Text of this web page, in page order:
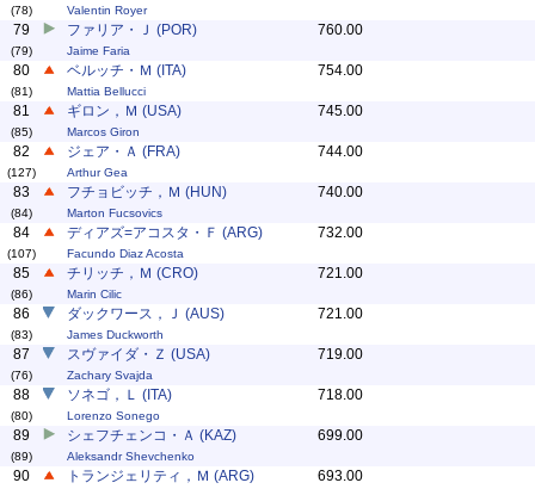
(78) Valentin Royer
79
(79)
ファリア・Ｊ (POR)
Jaime Faria
760.00
80
(81)
ベルッチ・Ｍ (ITA)
Mattia Bellucci
754.00
81
(85)
ギロン，Ｍ (USA)
Marcos Giron
745.00
82
(127)
ジェア・Ａ (FRA)
Arthur Gea
744.00
83
(84)
フチョビッチ，Ｍ (HUN)
Marton Fucsovics
740.00
84
(107)
ディアズ=アコスタ・Ｆ (ARG)
Facundo Diaz Acosta
732.00
85
(86)
チリッチ，Ｍ (CRO)
Marin Cilic
721.00
86
(83)
ダックワース，Ｊ (AUS)
James Duckworth
721.00
87
(76)
スヴァイダ・Ｚ (USA)
Zachary Svajda
719.00
88
(80)
ソネゴ，Ｌ (ITA)
Lorenzo Sonego
718.00
89
(89)
シェフチェンコ・Ａ (KAZ)
Aleksandr Shevchenko
699.00
90 トランジェリティ，Ｍ (ARG) 693.00